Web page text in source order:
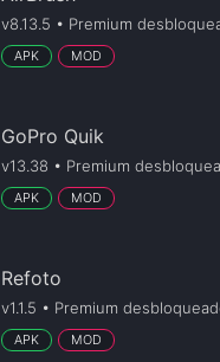
v8.13.5 • Premium
APK MOD
GoPro Quik
v13.38 • Premium
APK MOD
Refoto
v1.1.5 • Premium
APK MOD